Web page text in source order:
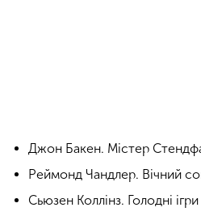
Джон Бакен. Містер
Реймонд Чандлер. Вічний
Сьюзен Коллінз. Голодні